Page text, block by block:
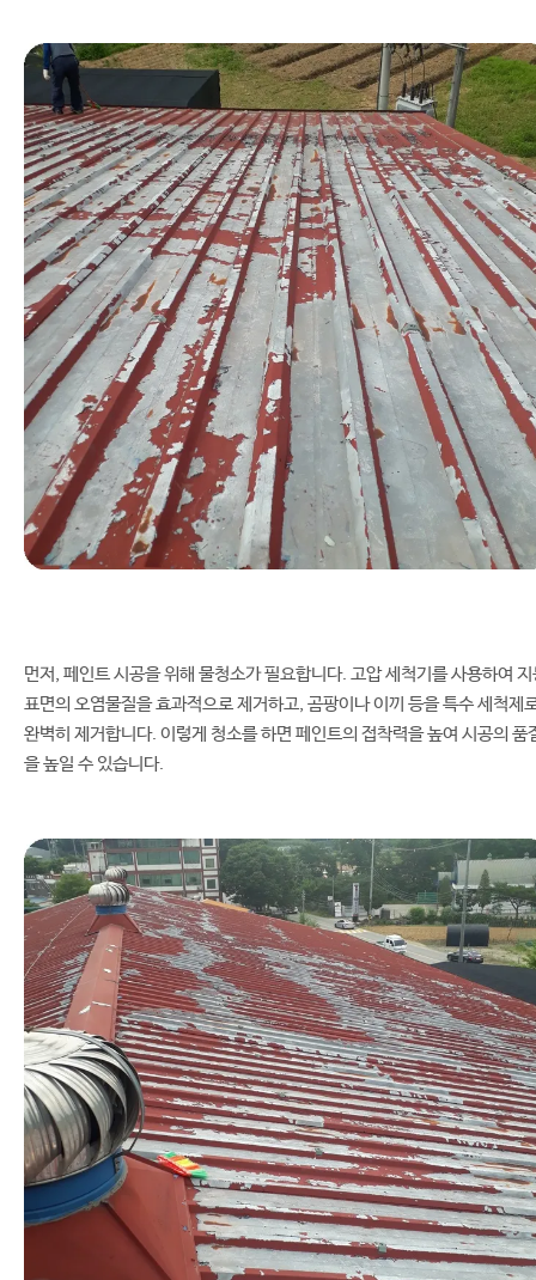
먼저, 페인트 시공을 위해 물청소가 필요합니다. 고압 세척기를 사용하여 지
표면의 오염물질을 효과적으로 제거하고, 곰팡이나 이끼 등을 특수 세척제
완벽히 제거합니다. 이렇게 청소를 하면 페인트의 접착력을 높여 시공의 품
을 높일 수 있습니다.